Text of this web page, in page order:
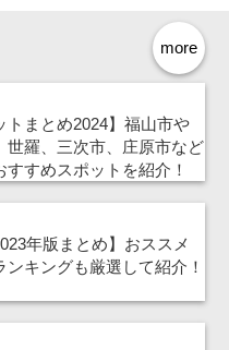
more
トまとめ2024】福山市や
世羅、三次市、庄原市など
すめスポットを紹介！
年版まとめ】おススメ
キングも厳選して紹介！